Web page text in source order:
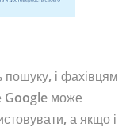
пошуку, і фахівцям
Google може
а якщо і